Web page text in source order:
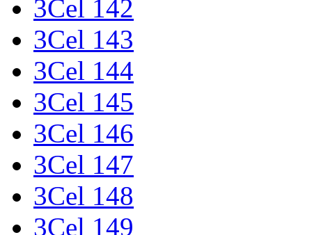
3Cel 142
3Cel 143
3Cel 144
3Cel 145
3Cel 146
3Cel 147
3Cel 148
3Cel 149